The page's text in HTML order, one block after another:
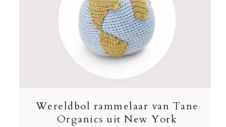
Wereldbol rammelaar van Tane
Organics uit New York